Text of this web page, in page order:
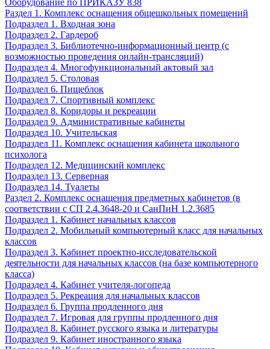
Оборудование по ПРИКАЗУ 838
Раздел 1. Комплекс оснащения общешкольных помещений
Подраздел 1. Входная зона
Подраздел 2. Гардероб
Подраздел 3. Библиотечно-информационный центр (с
возможностью проведения онлайн-трансляций)
Подраздел 4. Многофункциональный актовый зал
Подраздел 5. Столовая
Подраздел 6. Пищеблок
Подраздел 7. Спортивный комплекс
Подраздел 8. Коридоры и рекреации
Подраздел 9. Административные кабинеты
Подраздел 10. Учительская
Подраздел 11. Комплекс оснащения кабинета школьного
психолога
Подраздел 12. Медицинский комплекс
Подраздел 13. Серверная
Подраздел 14. Туалеты
Раздел 2. Комплекс оснащения предметных кабинетов (в
соответствии с СП 2.4.3648-20 и СанПиН 1.2.3685
Подраздел 1. Кабинет начальных классов
Подраздел 2. Мобильный компьютерный класс для начальных
классов
Подраздел 3. Кабинет проектно-исследовательской
деятельности для начальных классов (на базе компьютерного
класса)
Подраздел 4. Кабинет учителя-логопеда
Подраздел 5. Рекреация для начальных классов
Подраздел 6. Группа продленного дня
Подраздел 7. Игровая для группы продленного дня
Подраздел 8. Кабинет русского языка и литературы
Подраздел 9. Кабинет иностранного языка